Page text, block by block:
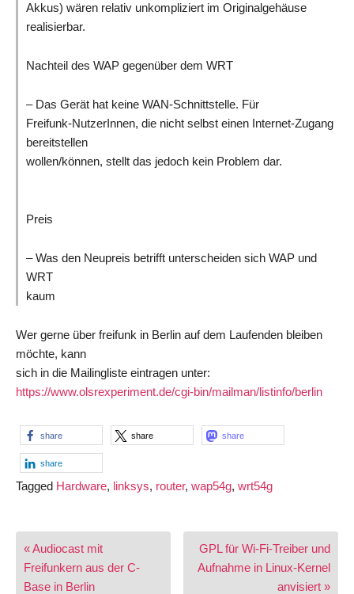
Akkus) wären relativ unkompliziert im Originalgehäuse
realisierbar.
Nachteil des WAP gegenüber dem WRT
– Das Gerät hat keine WAN-Schnittstelle. Für
Freifunk-NutzerInnen, die nicht selbst einen Internet-Zugang
bereitstellen
wollen/können, stellt das jedoch kein Problem dar.
Preis
– Was den Neupreis betrifft unterscheiden sich WAP und
WRT
kaum
Wer gerne über freifunk in Berlin auf dem Laufenden bleiben
möchte, kann
sich in die Mailingliste eintragen unter:
https://www.olsrexperiment.de/cgi-bin/mailman/listinfo/berlin
share share share
share
Tagged Hardware, linksys, router, wap54g, wrt54g
Post
navigation
« Audiocast mit
Freifunkern aus der C-
Base in Berlin
GPL für Wi-Fi-Treiber und
Aufnahme in Linux-Kernel
anvisiert »